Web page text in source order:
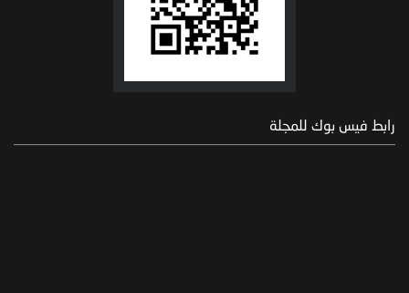
رابط فيس بوك للمجلة